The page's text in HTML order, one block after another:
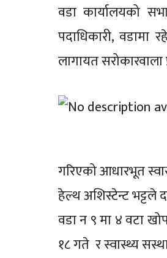
वडा कार्यालयको
पदाधिकारी, वडामा
लागायत सरोकारवाला
गरिएको आधारभूत
हेल्थ अशिस्टेन्ट भट्टले
वडा न ९ मा ४ वटा
१८ गते र स्वास्थ्य